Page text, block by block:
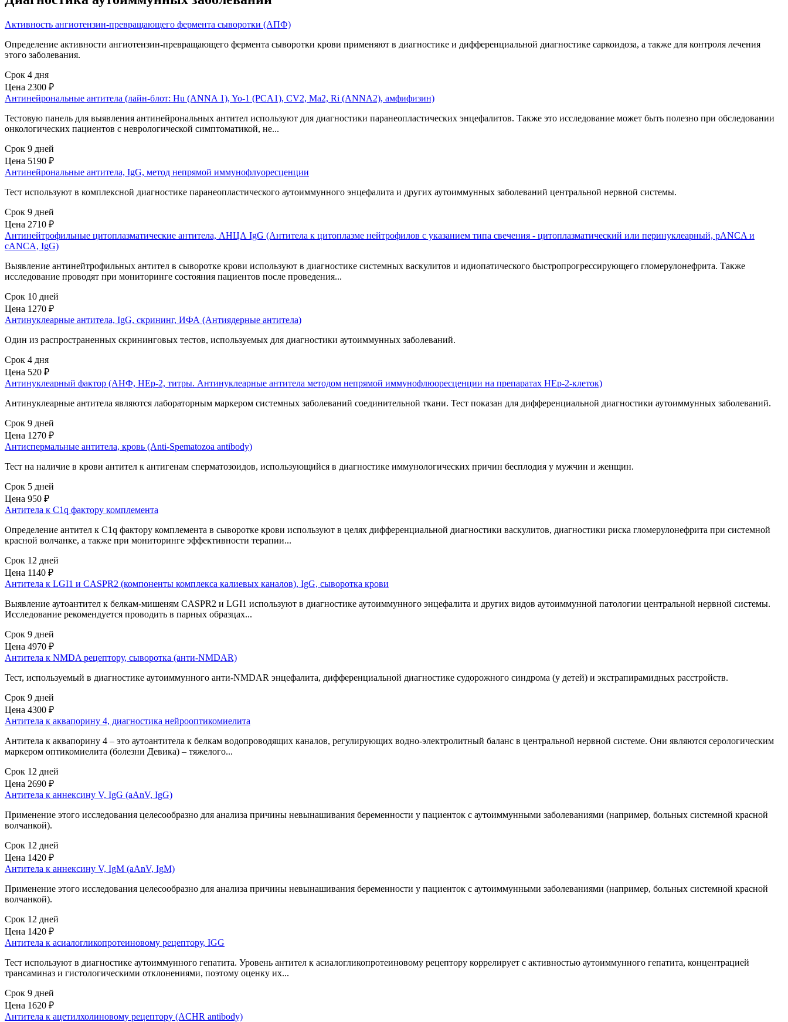
Активность ангиотензин-превращающего фермента сыворотки (АПФ)
Определение активности ангиотензин-превращающего фермента сыворотки крови применяют в диагностике и дифференциальной диагностике саркоидоза, а также для контроля лечения
этого заболевания.
Срок 4 дня
Цена 2300 ₽
Антинейрональные антитела (лайн-блот: Hu (ANNA 1), Yo-1 (PCA1), CV2, Ма2, Ri (ANNA2), амфифизин)
Тестовую панель для выявления антинейрональных антител используют для диагностики паранеопластических энцефалитов. Также это исследование может быть полезно при обследовании
онкологических пациентов с неврологической симптоматикой, не...
Срок 9 дней
Цена 5190 ₽
Антинейрональные антитела, IgG, метод непрямой иммунофлуоресценции
Тест используют в комплексной диагностике паранеопластического аутоиммунного энцефалита и других аутоиммунных заболеваний центральной нервной системы.
Срок 9 дней
Цена 2710 ₽
Антинейтрофильные цитоплазматические антитела, АНЦА IgG (Антитела к цитоплазме нейтрофилов с указанием типа свечения - цитоплазматический или перинуклеарный, pANCA и
cANCA, IgG)
Выявление антинейтрофильных антител в сыворотке крови используют в диагностике системных васкулитов и идиопатического быстропрогрессирующего гломерулонефрита. Также
исследование проводят при мониторинге состояния пациентов после проведения...
Срок 10 дней
Цена 1270 ₽
Антинуклеарные антитела, IgG, скрининг, ИФА (Антиядерные антитела)
Один из распространенных скрининговых тестов, используемых для диагностики аутоиммунных заболеваний.
Срок 4 дня
Цена 520 ₽
Антинуклеарный фактор (АНФ, HEp-2, титры. Антинуклеарные антитела методом непрямой иммунофлюоресценции на препаратах HEp-2-клеток)
Антинуклеарные антитела являются лабораторным маркером системных заболеваний соединительной ткани. Тест показан для дифференциальной диагностики аутоиммунных заболеваний.
Срок 9 дней
Цена 1270 ₽
Антиспермальные антитела, кровь (Anti-Spematozoa antibody)
Тест на наличие в крови антител к антигенам сперматозоидов, использующийся в диагностике иммунологических причин бесплодия у мужчин и женщин.
Срок 5 дней
Цена 950 ₽
Антитела к C1q фактору комплемента
Определение антител к C1q фактору комплемента в сыворотке крови используют в целях дифференциальной диагностики васкулитов, диагностики риска гломерулонефрита при системной
красной волчанке, а также при мониторинге эффективности терапии...
Срок 12 дней
Цена 1140 ₽
Антитела к LGI1 и CASPR2 (компоненты комплекса калиевых каналов), IgG, сыворотка крови
Выявление аутоантител к белкам-мишеням CASPR2 и LGI1 используют в диагностике аутоиммунного энцефалита и других видов аутоиммунной патологии центральной нервной системы.
Исследование рекомендуется проводить в парных образцах...
Срок 9 дней
Цена 4970 ₽
Антитела к NMDA рецептору, сыворотка (анти-NMDAR)
Тест, используемый в диагностике аутоиммунного анти-NMDAR энцефалита, дифференциальной диагностике судорожного синдрома (у детей) и экстрапирамидных расстройств.
Срок 9 дней
Цена 4300 ₽
Антитела к аквапорину 4, диагностика нейрооптикомиелита
Антитела к аквапорину 4 – это аутоантитела к белкам водопроводящих каналов, регулирующих водно-электролитный баланс в центральной нервной системе. Они являются серологическим
маркером оптикомиелита (болезни Девика) – тяжелого...
Срок 12 дней
Цена 2690 ₽
Антитела к аннексину V, IgG (aAnV, IgG)
Применение этого исследования целесообразно для анализа причины невынашивания беременности у пациенток с аутоиммунными заболеваниями (например, больных системной красной
волчанкой).
Срок 12 дней
Цена 1420 ₽
Антитела к аннексину V, IgM (aAnV, IgM)
Применение этого исследования целесообразно для анализа причины невынашивания беременности у пациенток с аутоиммунными заболеваниями (например, больных системной красной
волчанкой).
Срок 12 дней
Цена 1420 ₽
Антитела к асиалогликопротеиновому рецептору, IGG
Тест используют в диагностике аутоиммунного гепатита. Уровень антител к асиалогликопротеиновому рецептору коррелирует с активностью аутоиммунного гепатита, концентрацией
трансаминаз и гистологическими отклонениями, поэтому оценку их...
Срок 9 дней
Цена 1620 ₽
Антитела к ацетилхолиновому рецептору (ACHR antibody)